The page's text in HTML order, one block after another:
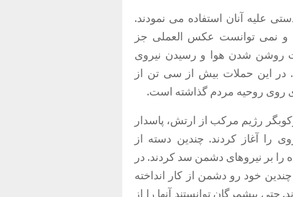
علیه آنان استفاده می نمودند.
و نمی توانست عکس العملی جز
روشن شدن هوا و رسیدن نیروی
در این حملات بیش از سی تن از
روی روحیه مردم گذاشته است.
رژیم مرکب از ارتش، پاسدار
را آغاز کردند. چندین دسته از
بر نیروهای دشمن سد کردند. در
خود رو دشمن از کار انداخته
پیشمرگان توانستند آنها را از